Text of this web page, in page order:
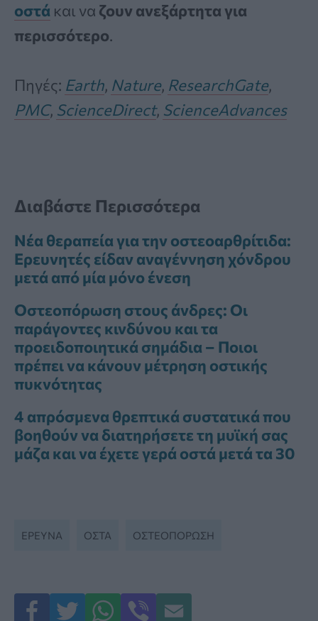
οστά και να ζουν ανεξάρτητα για
περισσότερο.
Πηγές: Earth, Nature, ResearchGate,
PMC, ScienceDirect, ScienceAdvances
Διαβάστε Περισσότερα
Νέα θεραπεία για την οστεοαρθρίτιδα:
Ερευνητές είδαν αναγέννηση χόνδρου
μετά από μία μόνο ένεση
Οστεοπόρωση στους άνδρες: Οι
παράγοντες κινδύνου και τα
προειδοποιητικά σημάδια – Ποιοι
πρέπει να κάνουν μέτρηση οστικής
πυκνότητας
4 απρόσμενα θρεπτικά συστατικά που
βοηθούν να διατηρήσετε τη μυϊκή σας
μάζα και να έχετε γερά οστά μετά τα 30
ΕΡΕΥΝΑ ΟΣΤΆ ΟΣΤΕΟΠΟΡΩΣΗ